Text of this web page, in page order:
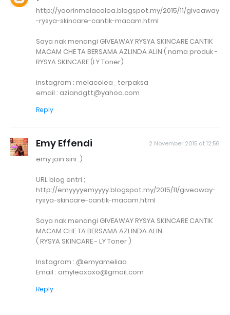
http://yoorinmelacolea.blogspot.my/2015/11/giveaway
-rysya-skincare-cantik-macam.html
Saya nak menangi GIVEAWAY RYSYA SKINCARE CANTIK
MACAM CHE TA BERSAMA AZLINDA ALIN ( nama produk -
RYSYA SKINCARE (LY Toner)
instagram : melacolea_terpaksa
email : aziandgtt@yahoo.com
Reply
Emy Effendi 2 November 2015 at 12:56
emy join sini :)
URL blog entri ;
http://emyyyyemyyyy.blogspot.my/2015/11/giveaway-
rysya-skincare-cantik-macam.html
Saya nak menangi GIVEAWAY RYSYA SKINCARE CANTIK
MACAM CHE TA BERSAMA AZLINDA ALIN
( RYSYA SKINCARE - LY Toner )
Instagram : @emyameliaa
Email : amyleaxoxo@gmail.com
Reply